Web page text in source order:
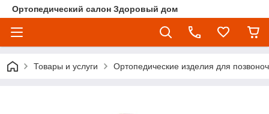
Ортопедический салон Здоровый дом
Товары и услуги Ортопедические изделия для